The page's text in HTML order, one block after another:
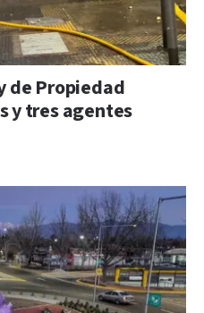
de Propiedad
y tres agentes